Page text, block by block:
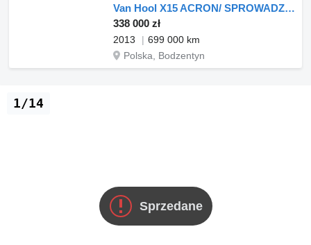
Van Hool X15 ACRON/ SPROWADZONY
338 000 zł
2013
699 000 km
Polska, Bodzentyn
Sprzedane
1/14